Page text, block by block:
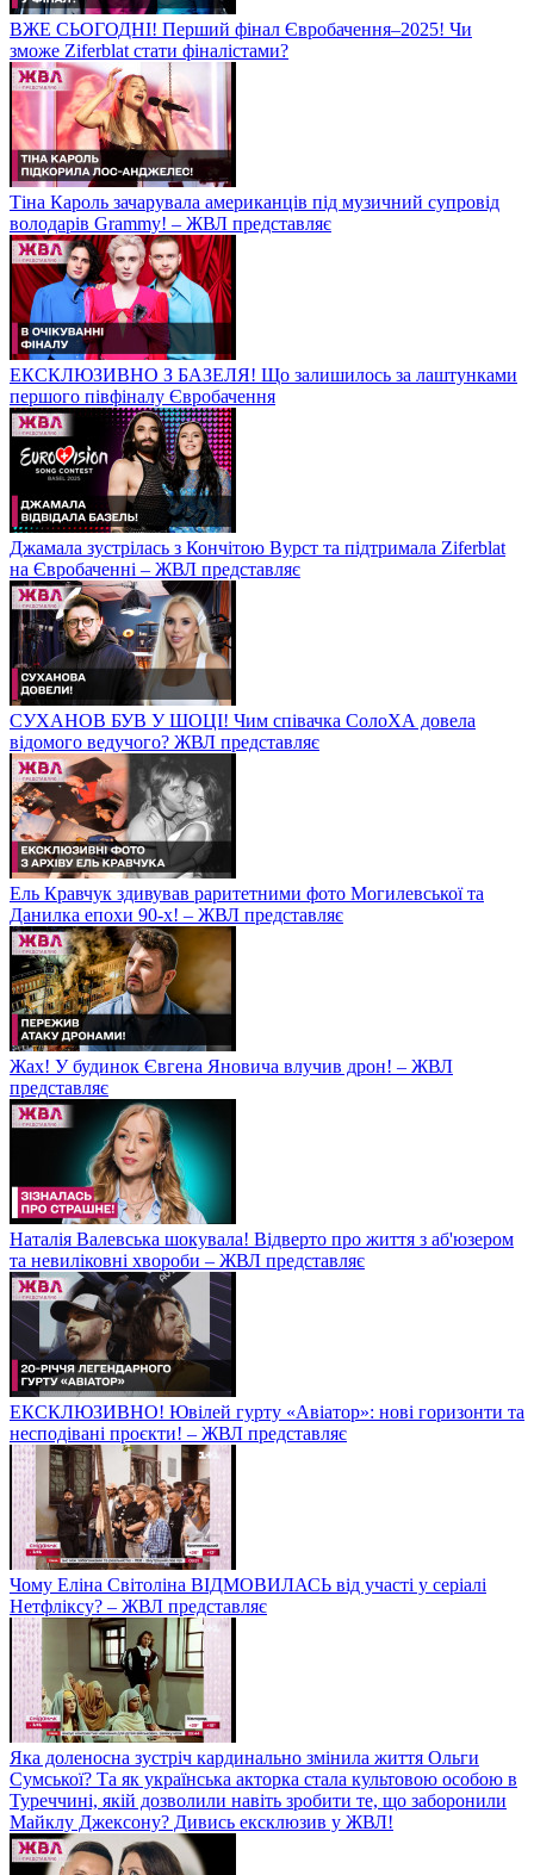
ВЖЕ СЬОГОДНІ! Перший фінал Євробачення–2025! Чи
зможе Ziferblat стати фіналістами?
Тіна Кароль зачарувала американців під музичний супровід
володарів Grammy! – ЖВЛ представляє
ЕКСКЛЮЗИВНО З БАЗЕЛЯ! Що залишилось за лаштунками
першого півфіналу Євробачення
Джамала зустрілась з Кончітою Вурст та підтримала Ziferblat
на Євробаченні – ЖВЛ представляє
СУХАНОВ БУВ У ШОЦІ! Чим співачка СолоХА довела
відомого ведучого? ЖВЛ представляє
Ель Кравчук здивував раритетними фото Могилевської та
Данилка епохи 90-х! – ЖВЛ представляє
Жах! У будинок Євгена Яновича влучив дрон! – ЖВЛ
представляє
Наталія Валевська шокувала! Відверто про життя з аб'юзером
та невиліковні хвороби – ЖВЛ представляє
ЕКСКЛЮЗИВНО! Ювілей гурту «Авіатор»: нові горизонти та
несподівані проєкти! – ЖВЛ представляє
Чому Еліна Світоліна ВІДМОВИЛАСЬ від участі у серіалі
Нетфліксу? – ЖВЛ представляє
Яка доленосна зустріч кардинально змінила життя Ольги
Сумської? Та як українська акторка стала культовою особою в
Туреччині, якій дозволили навіть зробити те, що заборонили
Майклу Джексону? Дивись ексклюзив у ЖВЛ!